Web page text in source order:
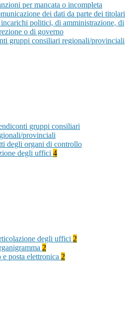
per mancata o incompleta
dei dati da parte dei titolari
politici, di amministrazione, di
o di governo
gruppi consiliari regionali/provinciali
gruppi consiliari
provinciali
degli organi di controllo
degli uffici 4
degli uffici 2
2
e posta elettronica 2